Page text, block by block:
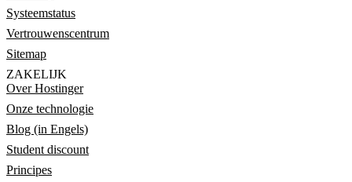
Systeemstatus
Vertrouwenscentrum
Sitemap
ZAKELIJK
Over Hostinger
Onze technologie
Blog (in Engels)
Student discount
Principes